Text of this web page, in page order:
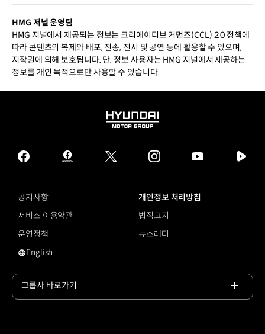
HMG 저널 운영팀
HMG 저널에서 제공되는 정보는 크리에이티브 커먼즈(CCL) 2.0 정책에
따라 콘텐츠의 복제와 배포, 전송, 전시 및 공연 등에 활용할 수 있으며,
저작권에 의해 보호됩니다. 단, 정보 사용자는 HMG 저널에서 제공하는
정보를 개인 목적으로만 사용할 수 있습니다.
HYUNDAI
GROUP
facebook
hmg
journal
twitter instagram
tv
공지사항
개인정보 처리방침
서비스 이용약관
법적고지
운영정책
뉴스레터
영문 사이트로 이동
English
그룹사 바로가기